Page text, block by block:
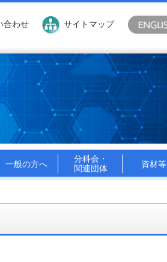
合わせ サイトマップ
一般の方へ
分科会・
関連団体
資材等